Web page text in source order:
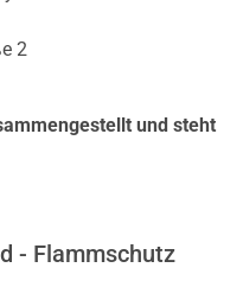
2
und steht
- Flammschutz